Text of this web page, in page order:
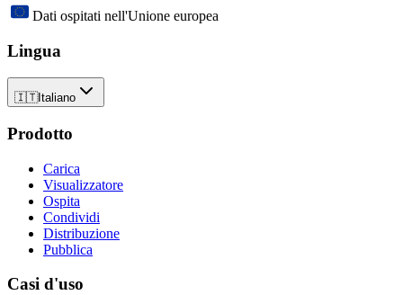
Dati ospitati nell'Unione europea
Lingua
🇮🇹Italiano
Prodotto
Carica
Visualizzatore
Ospita
Condividi
Distribuzione
Pubblica
Casi d'uso